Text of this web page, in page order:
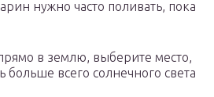
нужно часто поливать, пока
в землю, выберите место,
больше всего солнечного света